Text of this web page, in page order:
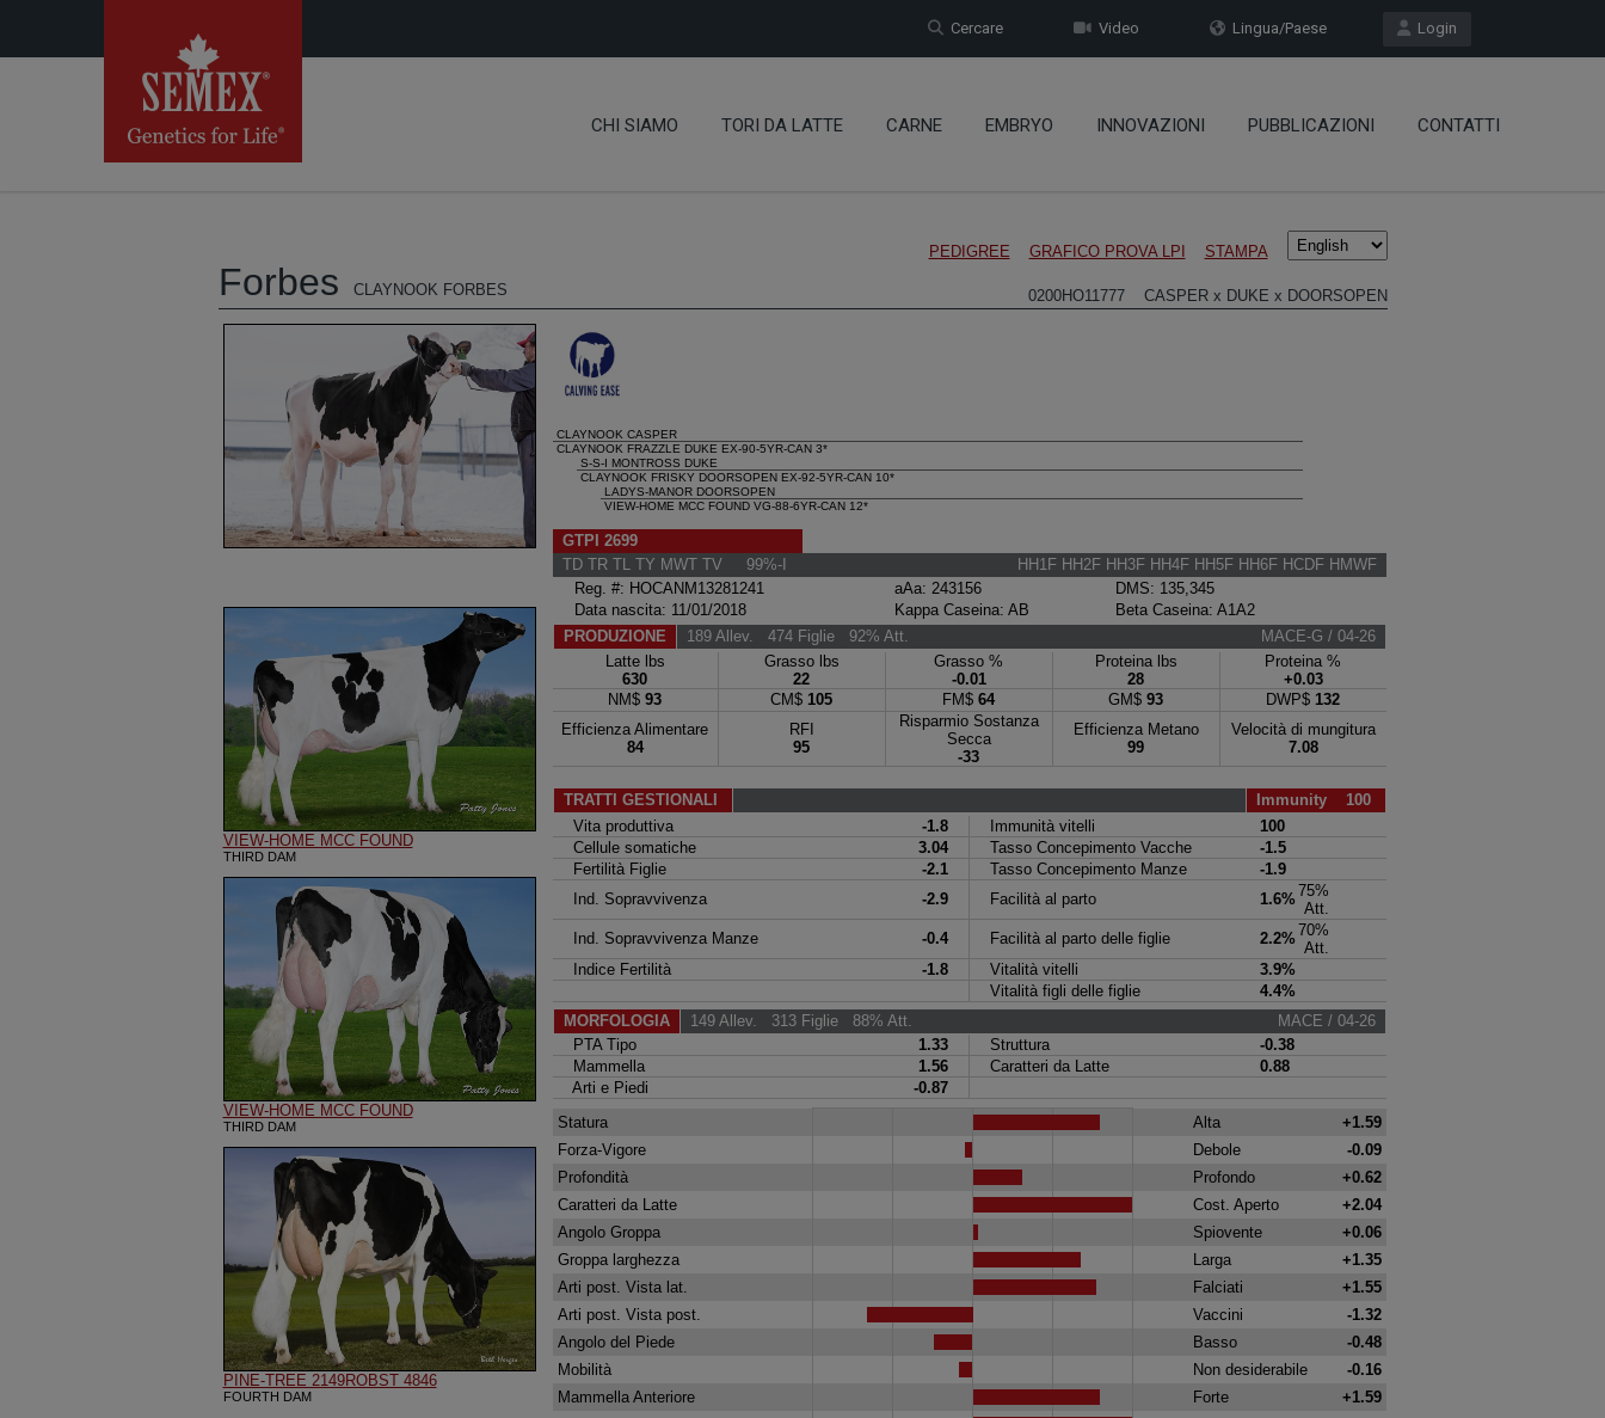
Login
Lingua/Paese
Video
Cercare
CHI SIAMO TORI DA LATTE CARNE EMBRYO INNOVAZIONI PUBBLICAZIONI CONTATTI